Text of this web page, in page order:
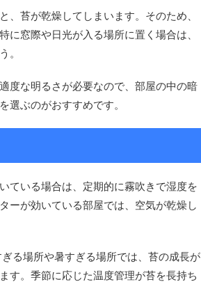
苔が乾燥してしまいます。そのため、
窓際や日光が入る場所に置く場合は、
。
度な明るさが必要なので、部屋の中の暗
選ぶのがおすすめです。
ている場合は、定期的に霧吹きで湿度を
ーが効いている部屋では、空気が乾燥し
る場所や暑すぎる場所では、苔の成長が
す。季節に応じた温度管理が苔を長持ち